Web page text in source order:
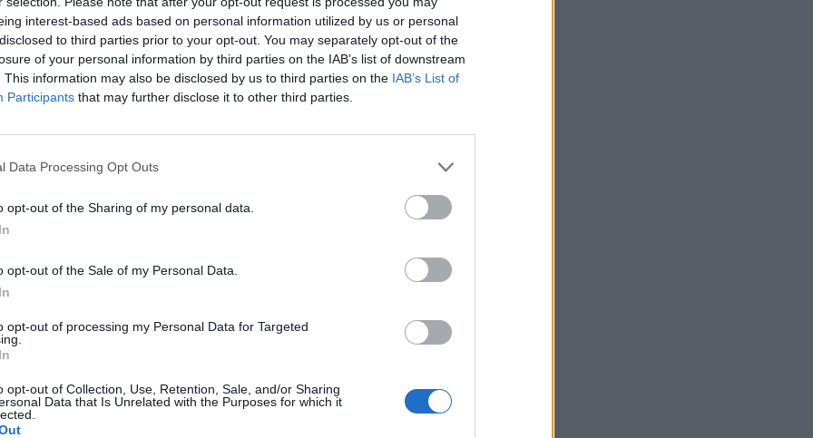
interest-based ads based on personal information utilized by us or personal
to third parties prior to your opt-out. You may separately opt-out of the
of your personal information by third parties on the IAB’s list of downstream
This information may also be disclosed by us to third parties on the IAB’s List of
Participants that may further disclose it to other third parties.
Data Processing Opt Outs
opt-out of the Sharing of my personal data.
opt-out of the Sale of my Personal Data.
opt-out of processing my Personal Data for Targeted
opt-out of Collection, Use, Retention, Sale, and/or Sharing
Data that Is Unrelated with the Purposes for which it
linek. Objízdná trasa povede ulicemi Březnická,
Čechovská a zpět na Školní. V opačném směru bude